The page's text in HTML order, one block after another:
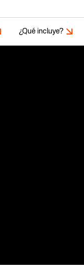
¿Qué incluye?